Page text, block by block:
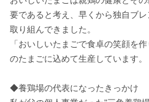
要であると考え、早くから独自ブ
取り組んできました。
「おいしいたまごで食卓の笑顔を
のたまごに込めて生産しています。
◆養鶏場の代表になったきっかけ